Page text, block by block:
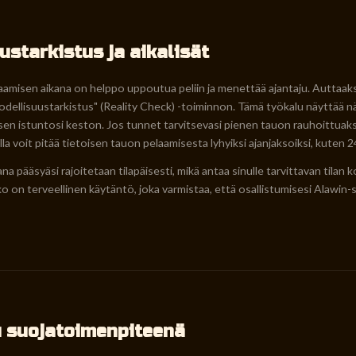
ja aikalisät
aikana on helppo uppoutua peliin ja menettää ajantaju.
(Reality Check) -toiminnon. Tämä työkalu näyttää
istuntosi keston. Jos tunnet tarvitsevasi pienen tauon
voit pitää tietoisen tauon pelaamisesta lyhyiksi ajanjaksoiksi, kuten
pääsyäsi rajoitetaan tilapäisesti, mikä antaa sinulle tarvittavan
on terveellinen käytäntö, joka varmistaa, että osallistumisesi